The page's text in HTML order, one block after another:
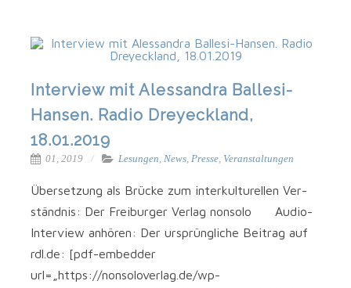
Interview mit Alessandra Ballesi-
Hansen. Radio Dreyeckland,
18.01.2019
01, 2019 Lesungen, News, Presse, Veranstaltungen
Über­set­zung als Brü­cke zum inter­kul­tu­rel­len Ver­
ständ­nis: Der Frei­bur­ger Ver­lag non­so­lo Audio-
Interview anhö­ren: Der ursprüng­li­che Bei­trag auf
rdl.de: [pdf-embedder
url=„https://nonsoloverlag.de/wp-